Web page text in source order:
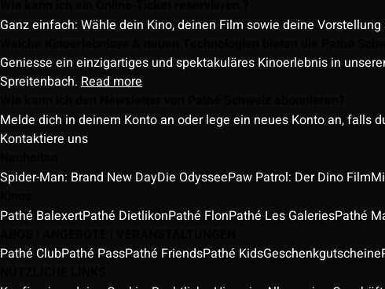
Ganz einfach: Wähle dein Kino, deinen Film sowie deine
Geniesse ein einzigartiges und spektakuläres Kinoerlebnis in
Spreitenbach. Read more
Melde dich in deinem Konto an oder lege ein neues Konto an, falls
Kontaktiere uns
Spider-Man: Brand New DayDie OdysseePaw Patrol: Der Dino Film
Pathé BalexertPathé DietlikonPathé FlonPathé Les GaleriesPathé
Pathé ClubPathé PassPathé FriendsPathé KidsGeschenkgutscheine